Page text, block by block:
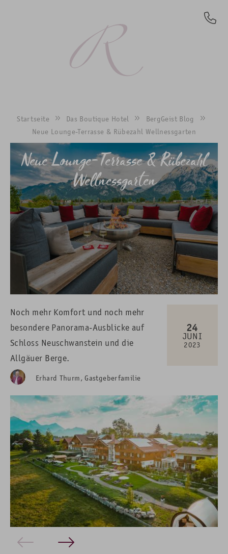
Startseite Das Boutique Hotel
BergGeist Blog
Neue Lounge-Terrasse & Rübezahl Wellnessgarten
Neue Lounge-Terrasse & Rübezahl
Wellnessgarten
Noch mehr Komfort und noch mehr
besondere Panorama-Ausblicke auf
Schloss Neuschwanstein und die
Allgäuer Berge.
24
JUNI
2023
Erhard Thurm, Gastgeberfamilie